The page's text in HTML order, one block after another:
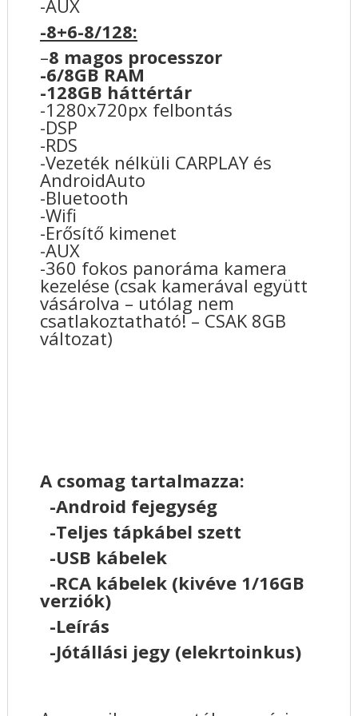
-AUX
-8+6-8/128:
–8 magos processzor
-6/8GB RAM
-128GB háttértár
-1280x720px felbontás
-DSP
-RDS
-Vezeték nélküli CARPLAY és
AndroidAuto
-Bluetooth
-Wifi
-Erősítő kimenet
-AUX
-360 fokos panoráma kamera
kezelése (csak kamerával együtt
vásárolva – utólag nem
csatlakoztatható! – CSAK 8GB
változat)
A csomag tartalmazza:
-Android fejegység
-Teljes tápkábel szett
-USB kábelek
-RCA kábelek (kivéve 1/16GB
verziók)
-Leírás
-Jótállási jegy (elekrtoinkus)